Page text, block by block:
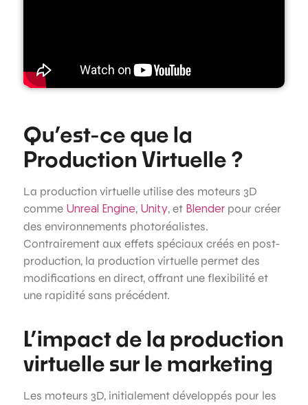
Qu’est-ce que la
Production Virtuelle ?
La production virtuelle utilise des moteurs 3D
comme Unreal Engine, Unity, et Blender pour créer
des environnements photoréalistes.
Contrairement aux effets spéciaux créés en post-
production, la production virtuelle permet des
modifications en direct, offrant une flexibilité et
une rapidité sans précédent.
L’impact de la production
virtuelle sur le marketing
Les moteurs 3D, initialement développés pour les